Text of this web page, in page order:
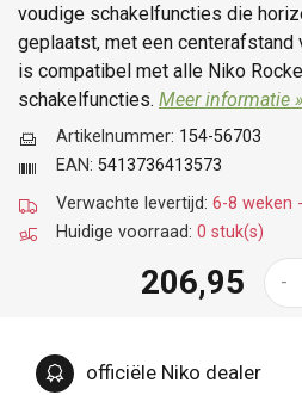
voudige schakelfuncties die
geplaatst, met een centerafstand
is compatibel met alle Niko
schakelfuncties. Meer informatie »
Verwachte levertijd: 6-8 weken
Huidige voorraad: 0 stuk(s)
Artikelnummer: 154-56703
EAN: 5413736413573
206,95 -
officiële Niko dealer